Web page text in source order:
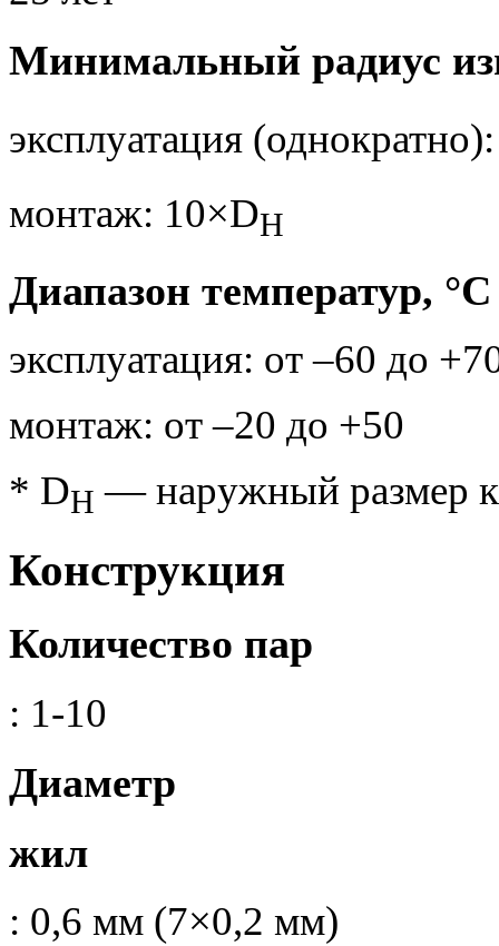
Минимальный радиус
эксплуатация
монтаж: 10×DH
Диапазон температур, °С
эксплуатация: от –60 до
монтаж: от –20 до +50
* DH — наружный размер
Конструкция
Количество пар
: 1-10
Диаметр
жил
: 0,6 мм (7×0,2 мм)